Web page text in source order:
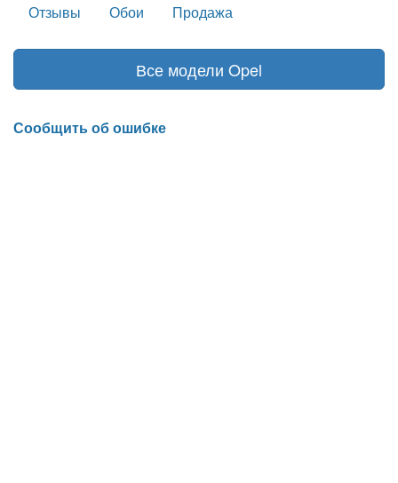
Отзывы
Обои Продажа
Все модели Opel
Сообщить об ошибке